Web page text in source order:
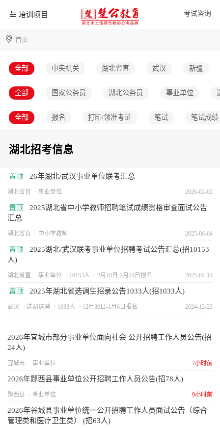
培训项目 考试咨询
首页
全部 中央机关 湖北省直 武汉 新疆
全部 国家公务员 湖北公务员 事业单位
全部 报名 打印/领准考证 笔试 笔试成绩
湖北招考信息
置顶 26年湖北/武汉事业单位联考汇总
湖北省直 事业单位 2026-02-02
置顶
2025湖北省中小学教师招聘笔试成绩资格审查面试公告
汇总
湖北省直 中小学教师 2025-06-04
置顶
2025湖北/武汉联考事业单位招聘考试公告汇总(招10153
人)
湖北省直 事业单位 10153人 2月18日-2月24日报名 2025-02-14
置顶 2025年湖北省选调生招录公告1033人(招1033人)
武汉 选调选聘 1033人 12月30日-1月6日报名 2024-12-23
2026年宜城市部分事业单位面向社会 公开招聘工作人员公告(招
24人)
宜城市 事业单位 7小时前
2026年郧西县事业单位公开招聘工作人员公告(招78人)
郧西县 事业单位 9小时前
2026年谷城县事业单位统一公开招聘工作人员面试公告（综合
管理类和医疗卫生类） (招63人)